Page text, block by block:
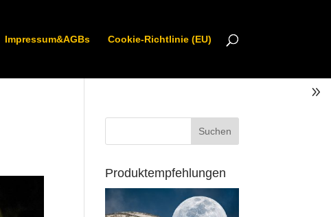
Impressum&AGBs Cookie-Richtlinie (EU)
Produktempfehlungen